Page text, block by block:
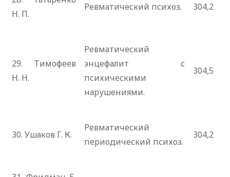
Н. П.
Ревматический психоз. 304,2
29. Тимофеев
Н. Н.
Ревматический
энцефалит с
психическими
нарушениями.
304,5
30. Ушаков Г. К.
Ревматический
периодический психоз.
304,2